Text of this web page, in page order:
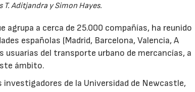
Aditjandra y Simon Hayes.
agrupa a cerca de 25.000 compañías, ha reunido
españolas (Madrid, Barcelona, Valencia, A
del transporte urbano de mercancías, a
ámbito.
de la Universidad de Newcastle,